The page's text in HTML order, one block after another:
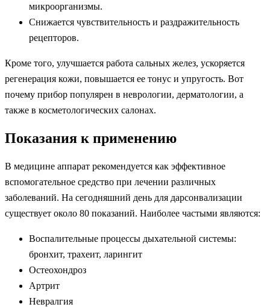
микроорганизмы.
Снижается чувствительность и раздражительность
рецепторов.
Кроме того, улучшается работа сальных желез, ускоряется
регенерация кожи, повышается ее тонус и упругость. Вот
почему прибор популярен в неврологии, дерматологии, а
также в косметологических салонах.
Показания к применению
В медицине аппарат рекомендуется как эффективное
вспомогательное средство при лечении различных
заболеваний. На сегодняшний день для дарсонвализации
существует около 80 показаний. Наиболее частыми являются:
Воспалительные процессы дыхательной системы:
бронхит, трахеит, ларингит
Остеохондроз
Артрит
Невралгия